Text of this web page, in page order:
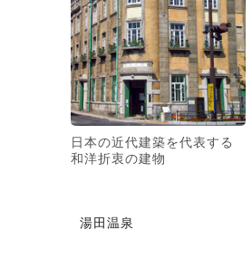
日本の近代建築を代表する
和洋折衷の建物
湯田温泉